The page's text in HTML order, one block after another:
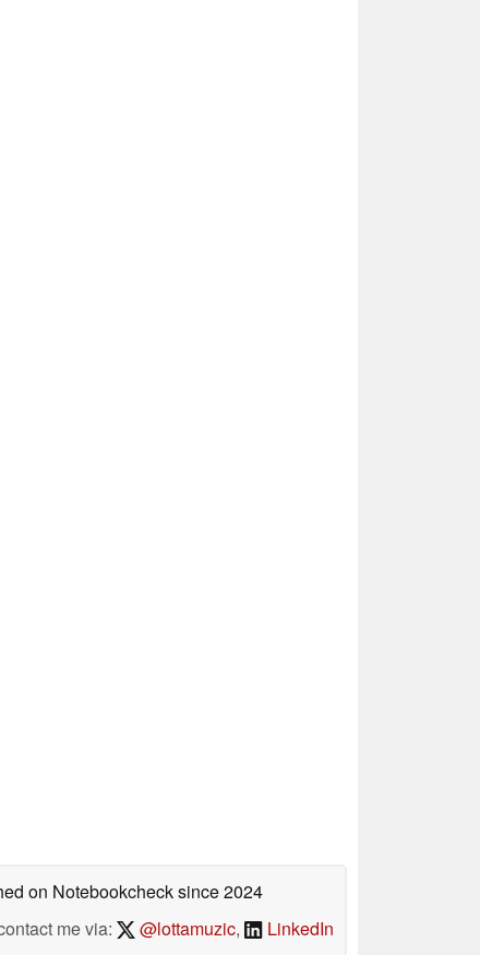
on Notebookchecksince 2024
me via:
@lottamuzic, LinkedIn